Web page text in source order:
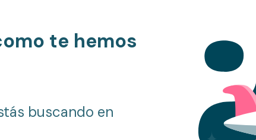
te hemos
buscando en